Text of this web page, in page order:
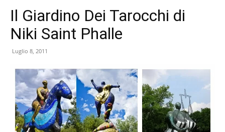
Il Giardino Dei Tarocchi di
Niki Saint Phalle
Luglio 8, 2011